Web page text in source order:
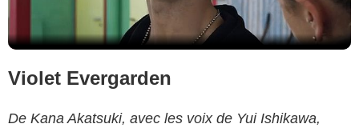
Violet Evergarden
De Kana Akatsuki, avec les voix de Yui Ishikawa,